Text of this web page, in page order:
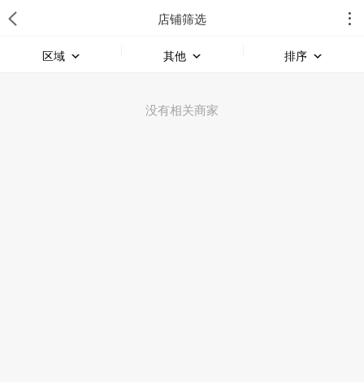
店铺筛选
区域 其他 排序
没有相关商家